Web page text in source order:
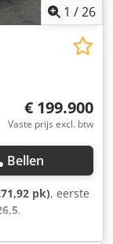
1 /26
€ 199.900
Vaste prijs excl. btw
Bellen
pk), eerste
,